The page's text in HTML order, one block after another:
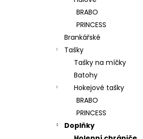
BRABO
PRINCESS
Brankářské
Tašky
Tašky na míčky
Batohy
Hokejové tašky
BRABO
PRINCESS
Doplňky